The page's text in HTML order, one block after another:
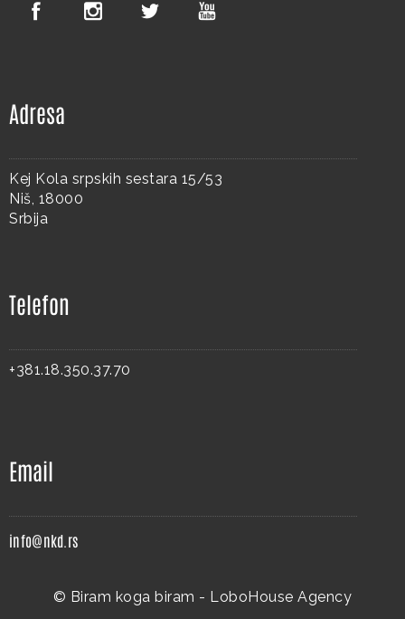
Adresa
Kej Kola srpskih sestara 15/53
Niš, 18000
Srbija
Telefon
+381.18.350.37.70
Email
info@nkd.rs
© Biram koga biram - LoboHouse Agency